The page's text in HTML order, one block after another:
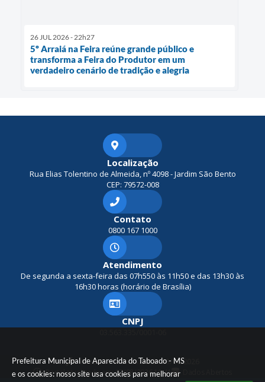
Prefeitura Municipal de Aparecida do Taboado - MS
e os cookies: nosso site usa cookies para melhorar
26 JUL 2026 - 22h27
5º Arraiá na Feira reúne grande público e
transforma a Feira do Produtor em um
verdadeiro cenário de tradição e alegria
Localização
Rua Elias Tolentino de Almeida, nº 4098 - Jardim São Bento
CEP: 79572-008
Contato
0800 167 1000
Atendimento
De segunda a sexta-feira das 07h550 às 11h50 e das 13h30 às
16h30 horas (horário de Brasília)
CNPJ
Versão do Sistema:3.5.3 - 19/06/2026
Portal atualizado em:07/08/2026 10:41